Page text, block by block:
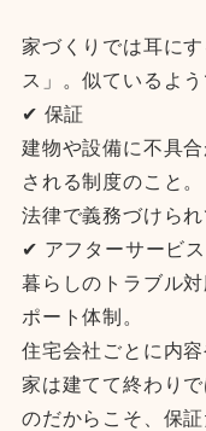
家づくりでは耳に
ス」。似ているよ
✔ 保証
建物や設備に不具
される制度のこと。
法律で義務づけら
✔ アフターサービス
暮らしのトラブル
ポート体制。
住宅会社ごとに内
家は建てて終わり
のだからこそ、保